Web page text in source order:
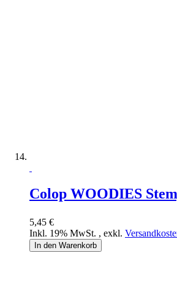
Colop WOODIES
5,45 €
Inkl. 19% MwSt. , exkl.
In den Warenkorb